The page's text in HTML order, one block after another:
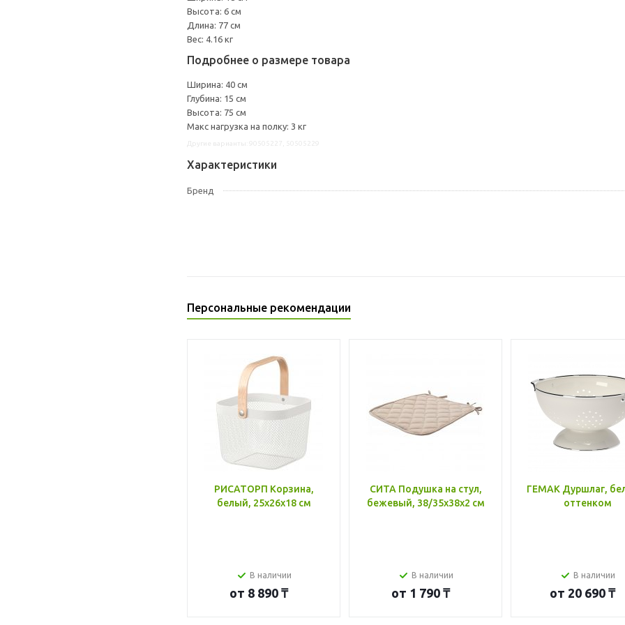
Высота: 6 см
Длина: 77 см
Вес: 4.16 кг
Подробнее о размере товара
Ширина: 40 см
Глубина: 15 см
Высота: 75 см
Макс нагрузка на полку: 3 кг
Характеристики
Бренд
Персональные рекомендации
РИСАТОРП Корзина,
белый, 25x26x18 см
В наличии
от 8 890 ₸
СИТА Подушка на стул,
бежевый, 38/35x38x2 см
В наличии
от 1 790 ₸
ГЕМАК Дуршлаг,
оттенком
В наличии
от 20 690 ₸